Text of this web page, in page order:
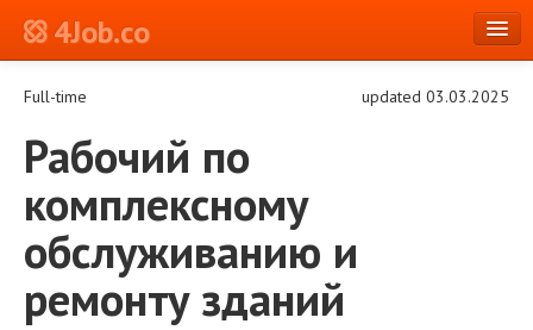
4Job.co
Log in or Register
Full-time updated 03.03.2025
Рабочий по
комплексному
обслуживанию и
ремонту зданий